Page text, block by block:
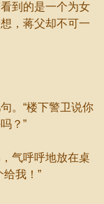
到的是一个为女
，蒋父却不可一
。“楼下警卫说你
？”
气呼呼地放在桌
给我！”